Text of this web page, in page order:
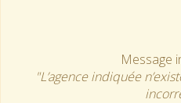
Message
"L’agence indiquée